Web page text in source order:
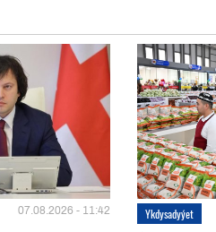
07.08.2026 - 11:42 Ykdysadyýet